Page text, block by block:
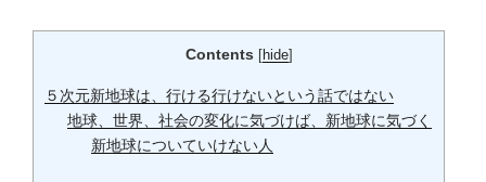
Contents [hide]
５次元新地球は、行ける行けないという話ではない
地球、世界、社会の変化に気づけば、新地球に気づく
新地球についていけない人